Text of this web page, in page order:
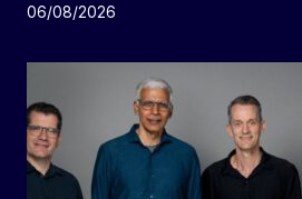
06/08/2026